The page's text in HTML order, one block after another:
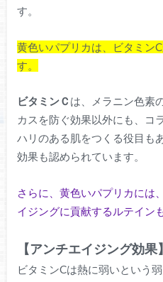
す。
黄色いパプリカは、ビタミン
す。
ビタミンＣ は、メラニン色素
カスを防ぐ効果以外にも、コ
ハリのある肌をつくる役目も
効果も認められています。
さらに、黄色いパプリカには
イジングに貢献するルテイン
【アンチエイジング効果】
ビタミンCは熱に弱いという